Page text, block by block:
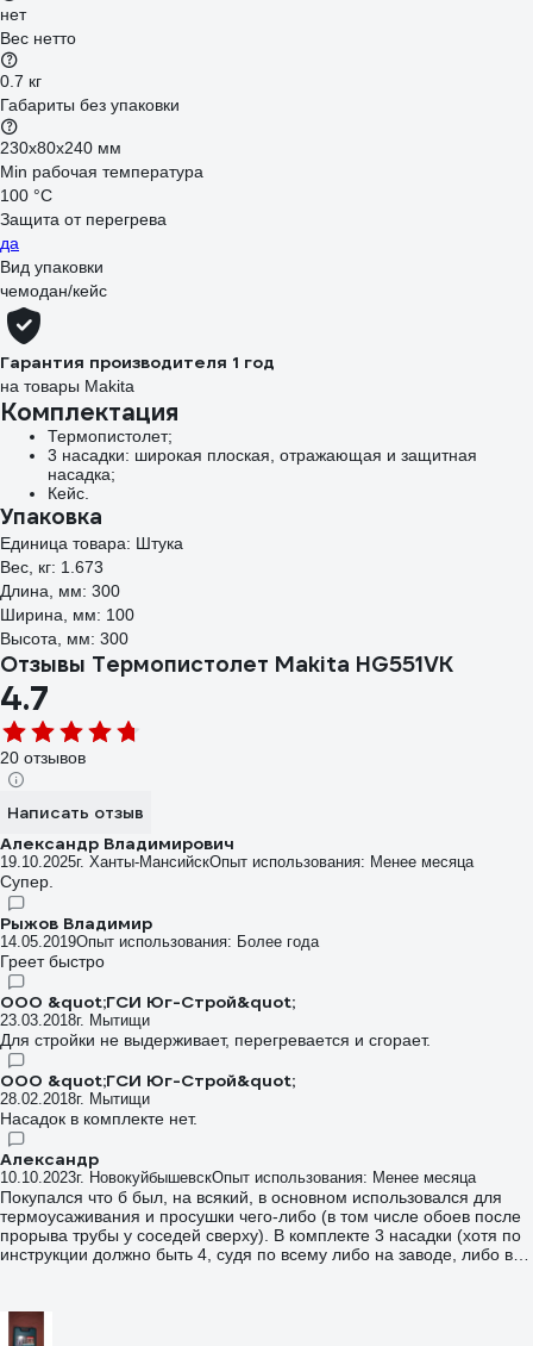
нет
Вес нетто
0.7 кг
Габариты без упаковки
230х80х240 мм
Min рабочая температура
100 °С
Защита от перегрева
да
Вид упаковки
чемодан/кейс
Гарантия производителя 1 год
на товары Makita
Комплектация
Термопистолет;
3 насадки: широкая плоская, отражающая и защитная
насадка;
Кейс.
Упаковка
Единица товара: Штука
Вес, кг: 1.673
Длина, мм: 300
Ширина, мм: 100
Высота, мм: 300
Отзывы Термопистолет Makita HG551VK
4.7
20 отзывов
Написать отзыв
Александр Владимирович
19.10.2025г. Ханты-МансийскОпыт использования: Менее месяца
Супер.
Рыжов Владимир
14.05.2019Опыт использования: Более года
Греет быстро
ООО &quot;ГСИ Юг-Строй&quot;
23.03.2018г. Мытищи
Для стройки не выдерживает, перегревается и сгорает.
ООО &quot;ГСИ Юг-Строй&quot;
28.02.2018г. Мытищи
Насадок в комплекте нет.
Александр
10.10.2023г. НовокуйбышевскОпыт использования: Менее месяца
Покупался что б был, на всякий, в основном использовался для
термоусаживания и просушки чего-либо (в том числе обоев после
прорыва трубы у соседей сверху). В комплекте 3 насадки (хотя по
инструкции должно быть 4, судя по всему либо на заводе, либо в
чего-то ещё. Поток воздуха поменьше чем у бытового, но
температура ощутимо горячее. Фен в его место внутри кейса